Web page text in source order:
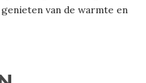
van de warmte en